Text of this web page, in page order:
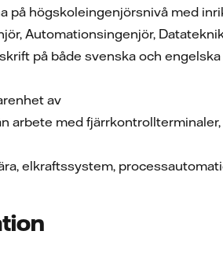
på högskoleingenjörsnivå med
Automationsingenjör,
på både svenska och engelska
av
arbete med
elkraftssystem,